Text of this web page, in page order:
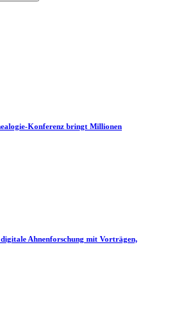
Konferenz bringt Millionen
Ahnenforschung mit Vorträgen,